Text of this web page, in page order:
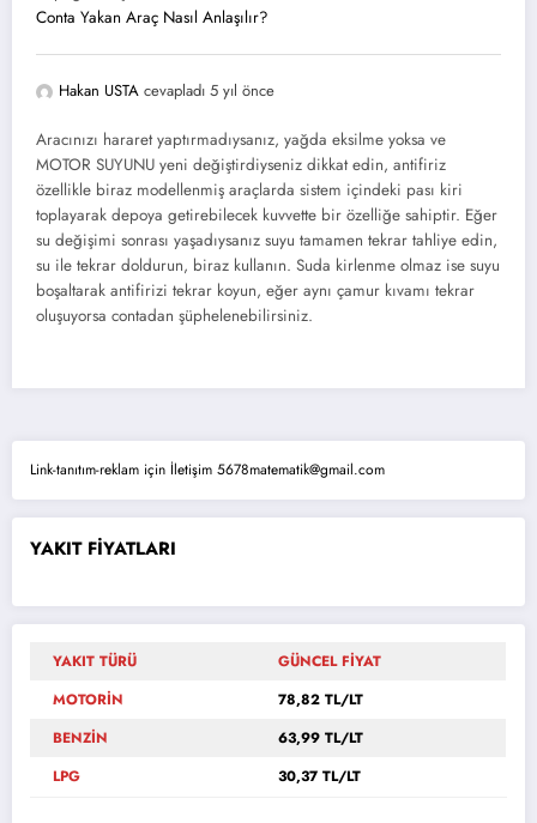
Conta Yakan Araç Nasıl Anlaşılır?
Hakan USTA cevapladı 5 yıl önce
Aracınızı hararet yaptırmadıysanız, yağda eksilme yoksa ve
MOTOR SUYUNU yeni değiştirdiyseniz dikkat edin, antifiriz
özellikle biraz modellenmiş araçlarda sistem içindeki pası kiri
toplayarak depoya getirebilecek kuvvette bir özelliğe sahiptir. Eğer
su değişimi sonrası yaşadıysanız suyu tamamen tekrar tahliye edin,
su ile tekrar doldurun, biraz kullanın. Suda kirlenme olmaz ise suyu
boşaltarak antifirizi tekrar koyun, eğer aynı çamur kıvamı tekrar
oluşuyorsa contadan şüphelenebilirsiniz.
Link-tanıtım-reklam için İletişim 5678matematik@gmail.com
YAKIT FİYATLARI
YAKIT TÜRÜ
GÜNCEL FİYAT
MOTORİN
78,82 TL/LT
BENZİN
63,99 TL/LT
LPG
30,37 TL/LT